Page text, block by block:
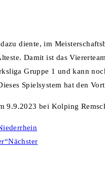
diente, im
Damit ist das
Gruppe 1 und kann
Spielsystem hat den
9.9.2023 bei Kolping
Nächster